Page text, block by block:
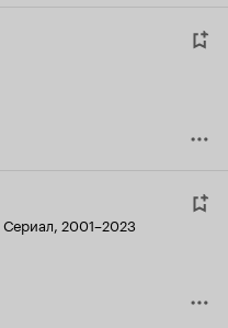
Сериал, 2001–2023